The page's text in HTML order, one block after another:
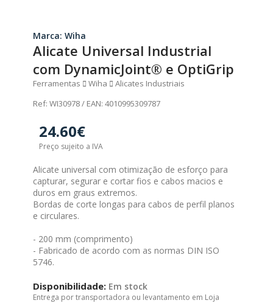
Marca: Wiha
Alicate Universal Industrial
com DynamicJoint® e OptiGrip
Ferramentas Wiha
Alicates Industriais
Ref: WI30978 / EAN: 4010995309787
24.60€
Preço sujeito a IVA
Alicate universal com otimização de esforço para
capturar, segurar e cortar fios e cabos macios e
duros em graus extremos.
Bordas de corte longas para cabos de perfil planos
e circulares.
- 200 mm (comprimento)
- Fabricado de acordo com as normas DIN ISO
5746.
Disponibilidade: Em stock
Entrega por transportadora ou levantamento em Loja